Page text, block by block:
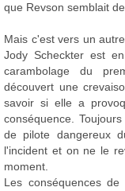
que Revson semblait
Mais c'est vers un
Jody Scheckter est
carambolage du
découvert une
savoir si elle a
conséquence.
de pilote dangereux
l'incident et on ne le
moment.
Les conséquences